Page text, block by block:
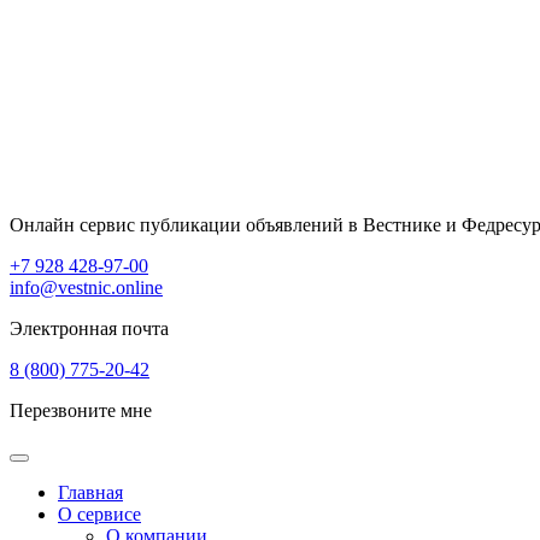
Онлайн сервис публикации объявлений в Вестнике и
+7 928 428-97-00
info@vestnic.online
Электронная почта
8 (800) 775-20-42
Перезвоните мне
Главная
О сервисе
О компании